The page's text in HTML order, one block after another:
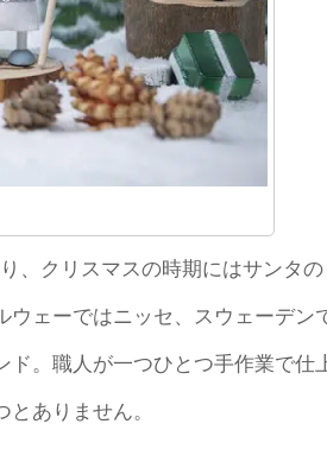
、クリスマスの時期にはサンタの
ェーではニッセ、スウェーデン
。職人が一つひとつ手作業で仕
ありません。